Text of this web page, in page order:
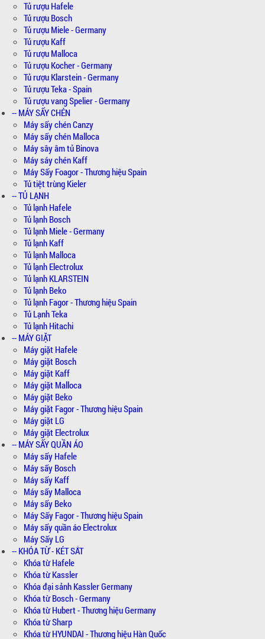
Tủ rượu Hafele
Tủ rượu Bosch
Tủ rượu Miele - Germany
Tủ rượu Kaff
Tủ rượu Malloca
Tủ rượu Kocher - Germany
Tủ rượu Klarstein - Germany
Tủ rượu Teka - Spain
Tủ rượu vang Spelier - Germany
-- MÁY SẤY CHÉN
Máy sấy chén Canzy
Máy sấy chén Malloca
Máy sây âm tủ Binova
Máy sáy chén Kaff
Máy Sấy Foagor - Thương hiệu Spain
Tủ tiệt trùng Kieler
-- TỦ LẠNH
Tủ lạnh Hafele
Tủ lạnh Bosch
Tủ lạnh Miele - Germany
Tủ lạnh Kaff
Tủ lạnh Malloca
Tủ lạnh Electrolux
Tủ lạnh KLARSTEIN
Tủ lạnh Beko
Tủ lạnh Fagor - Thương hiệu Spain
Tủ Lạnh Teka
Tủ lạnh Hitachi
-- MÁY GIẶT
Máy giặt Hafele
Máy giặt Bosch
Máy giặt Kaff
Máy giặt Malloca
Máy giặt Beko
Máy giặt Fagor - Thương hiệu Spain
Máy giặt LG
Máy giặt Electrolux
-- MÁY SẤY QUẦN ÁO
Máy sấy Hafele
Máy sấy Bosch
Máy sấy Kaff
Máy sấy Malloca
Máy sấy Beko
Máy Sấy Fagor - Thương hiệu Spain
Máy sấy quần áo Electrolux
Máy Sấy LG
-- KHÓA TỪ - KÉT SẮT
Khóa từ Hafele
Khóa từ Kassler
Khóa đại sảnh Kassler Germany
Khóa từ Bosch - Germany
Khóa từ Hubert - Thương hiệu Germany
Khóa từ Sharp
Khóa từ HYUNDAI - Thương hiệu Hàn Quốc